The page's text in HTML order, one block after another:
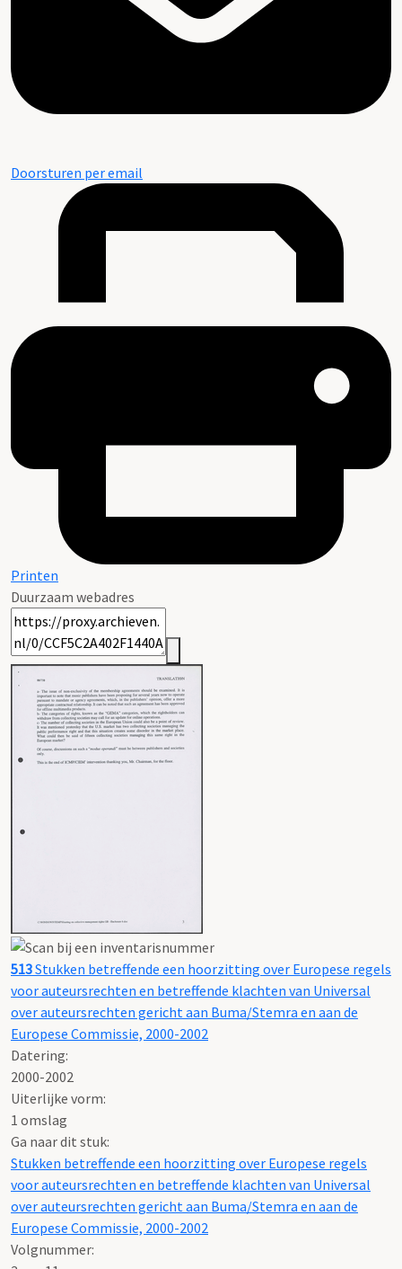
Doorsturen per email
Printen
Duurzaam webadres
513Stukken betreffende een hoorzitting over Europese regels
voor auteursrechten en betreffende klachten van Universal
over auteursrechten gericht aan Buma/Stemra en aan de
Europese Commissie, 2000-2002
Datering:
2000-2002
Uiterlijke vorm:
1 omslag
Ga naar dit stuk:
Stukken betreffende een hoorzitting over Europese regels
voor auteursrechten en betreffende klachten van Universal
over auteursrechten gericht aan Buma/Stemra en aan de
Europese Commissie, 2000-2002
Volgnummer: